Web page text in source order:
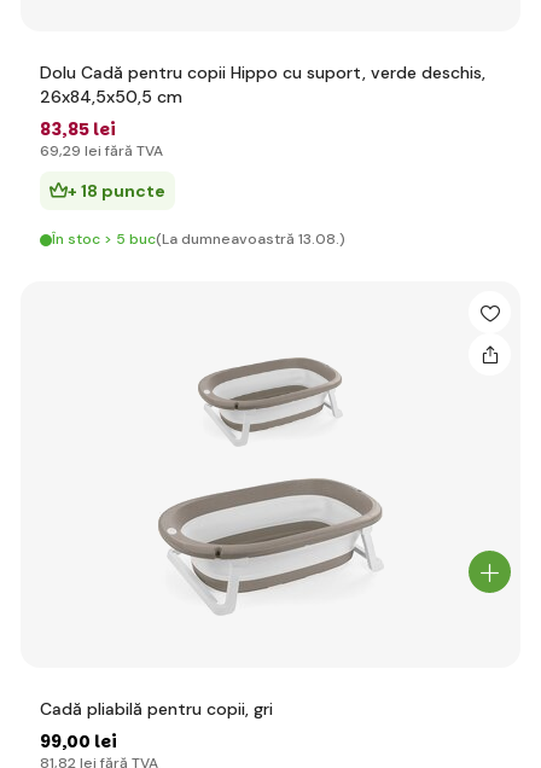
Dolu Cadă pentru copii Hippo cu suport, verde deschis,
26x84,5x50,5 cm
83,85 lei
69,29 lei fără TVA
+ 18 puncte
În stoc > 5 buc(La dumneavoastră 13.08.)
Cadă pliabilă pentru copii, gri
99,00 lei
81,82 lei fără TVA